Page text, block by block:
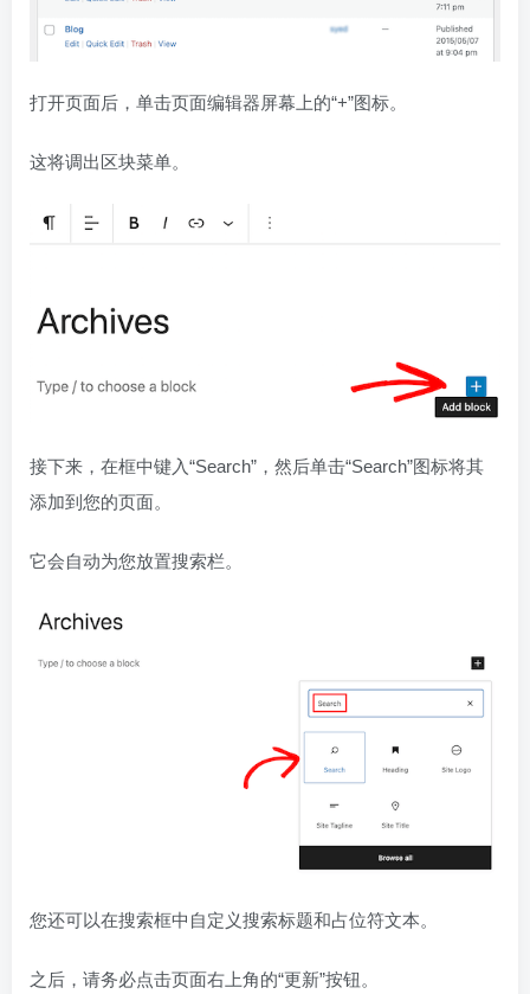
打开页面后，单击页面编辑器屏幕上的“+”图标。
这将调出区块菜单。
接下来，在框中键入“Search”，然后单击“Search”图标将其
添加到您的页面。
它会自动为您放置搜索栏。
您还可以在搜索框中自定义搜索标题和占位符文本。
之后，请务必点击页面右上角的“更新”按钮。